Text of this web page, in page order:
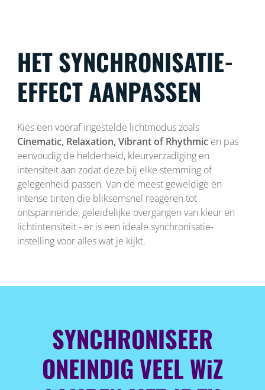
HET SYNCHRONISATIE-
EFFECT AANPASSEN
Kies een vooraf ingestelde lichtmodus zoals
Cinematic, Relaxation, Vibrant of Rhythmicen pas
eenvoudig de helderheid, kleurverzadiging en
intensiteit aan zodat deze bij elke stemming of
gelegenheid passen. Van de meest geweldige en
intense tinten die bliksemsnel reageren tot
ontspannende, geleidelijke overgangen van kleur en
lichtintensiteit - er is een ideale synchronisatie-
instelling voor alles wat je kijkt.
SYNCHRONISEER
ONEINDIG VEEL WiZ